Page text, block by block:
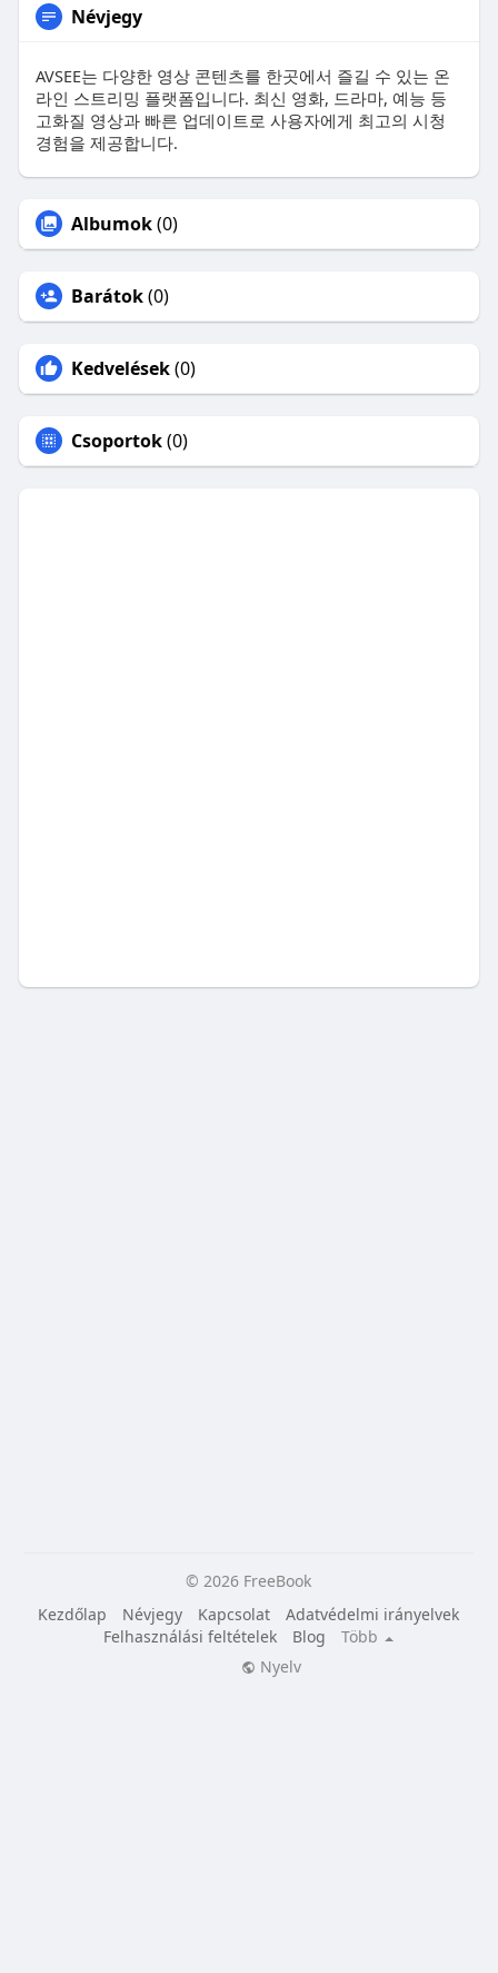
Névjegy
AVSEE는 다양한 영상 콘텐츠를 한곳에서 즐길 수 있는 온
라인 스트리밍 플랫폼입니다. 최신 영화, 드라마, 예능 등
고화질 영상과 빠른 업데이트로 사용자에게 최고의 시청
경험을 제공합니다.
Albumok(0)
Barátok(0)
Kedvelések(0)
Csoportok(0)
© 2026 FreeBook
Kezdőlap
Névjegy Kapcsolat
Adatvédelmi irányelvek
Felhasználási feltételek
Blog
Több
Nyelv